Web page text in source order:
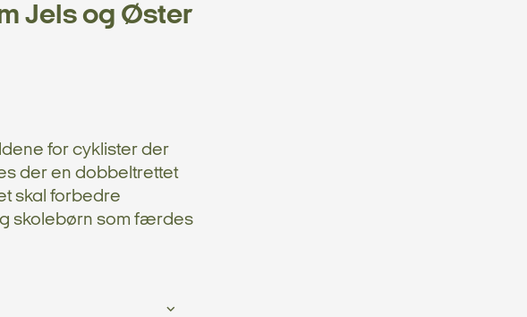
Jels og Øster
for cyklister der
der en dobbeltrettet
skal forbedre
skolebørn som færdes